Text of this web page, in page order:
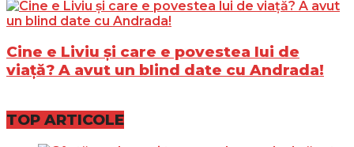
Cine e Liviu și care e povestea lui de
viață? A avut un blind date cu Andrada!
TOP ARTICOLE